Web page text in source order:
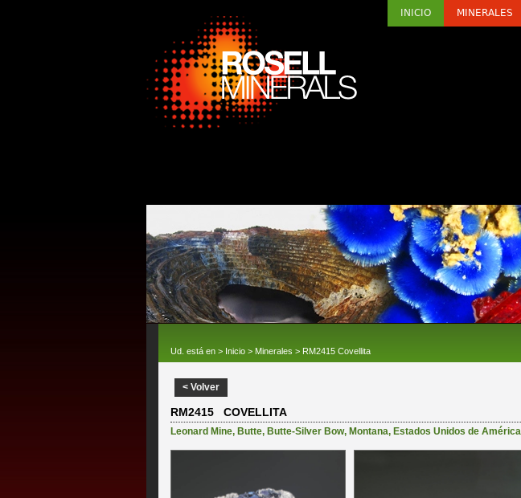
INICIO MINERALES
Ud. está en > Inicio > Minerales > RM2415 Covellita
< Volver
RM2415 COVELLITA
Leonard Mine, Butte, Butte-Silver Bow, Montana, Estados Unidos de América